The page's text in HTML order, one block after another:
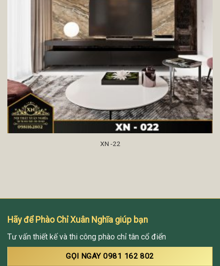
XN -22
Hãy để Phào Chỉ Xuân Nghĩa giúp bạn
Tư vấn thiết kế và thi công phào chỉ tân cổ điển
GỌI NGAY 0981 162 802